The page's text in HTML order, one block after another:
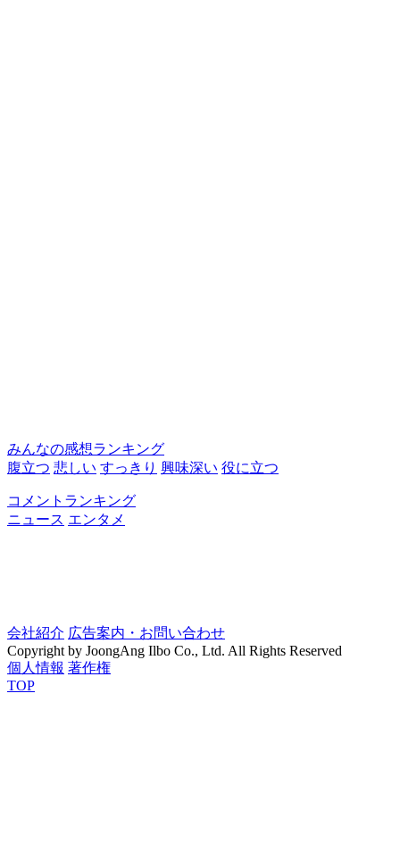
みんなの感想ランキング
腹立つ 悲しい すっきり 興味深い 役に立つ
コメントランキング
ニュース エンタメ
会社紹介 広告案内・お問い合わせ
Copyright by JoongAng Ilbo Co., Ltd. All Rights Reserved
個人情報 著作権
TOP